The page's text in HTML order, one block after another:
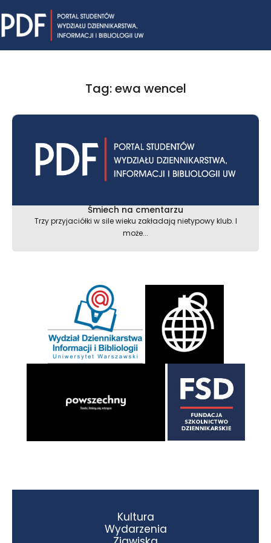
to
content
Tag: ewa wencel
Śmiech na cmentarzu
Trzy przyjaciółki w sile wieku zakładają nietypowy klub. I
może...
Kultura
Wydarzenia